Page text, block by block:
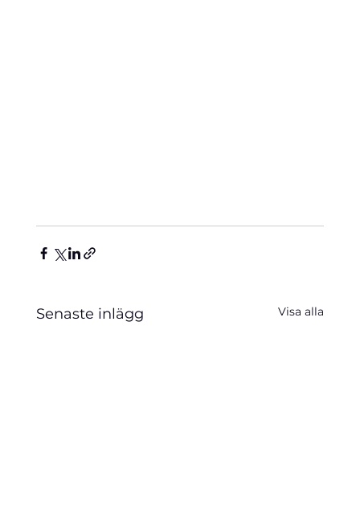
Senaste inlägg Visa alla